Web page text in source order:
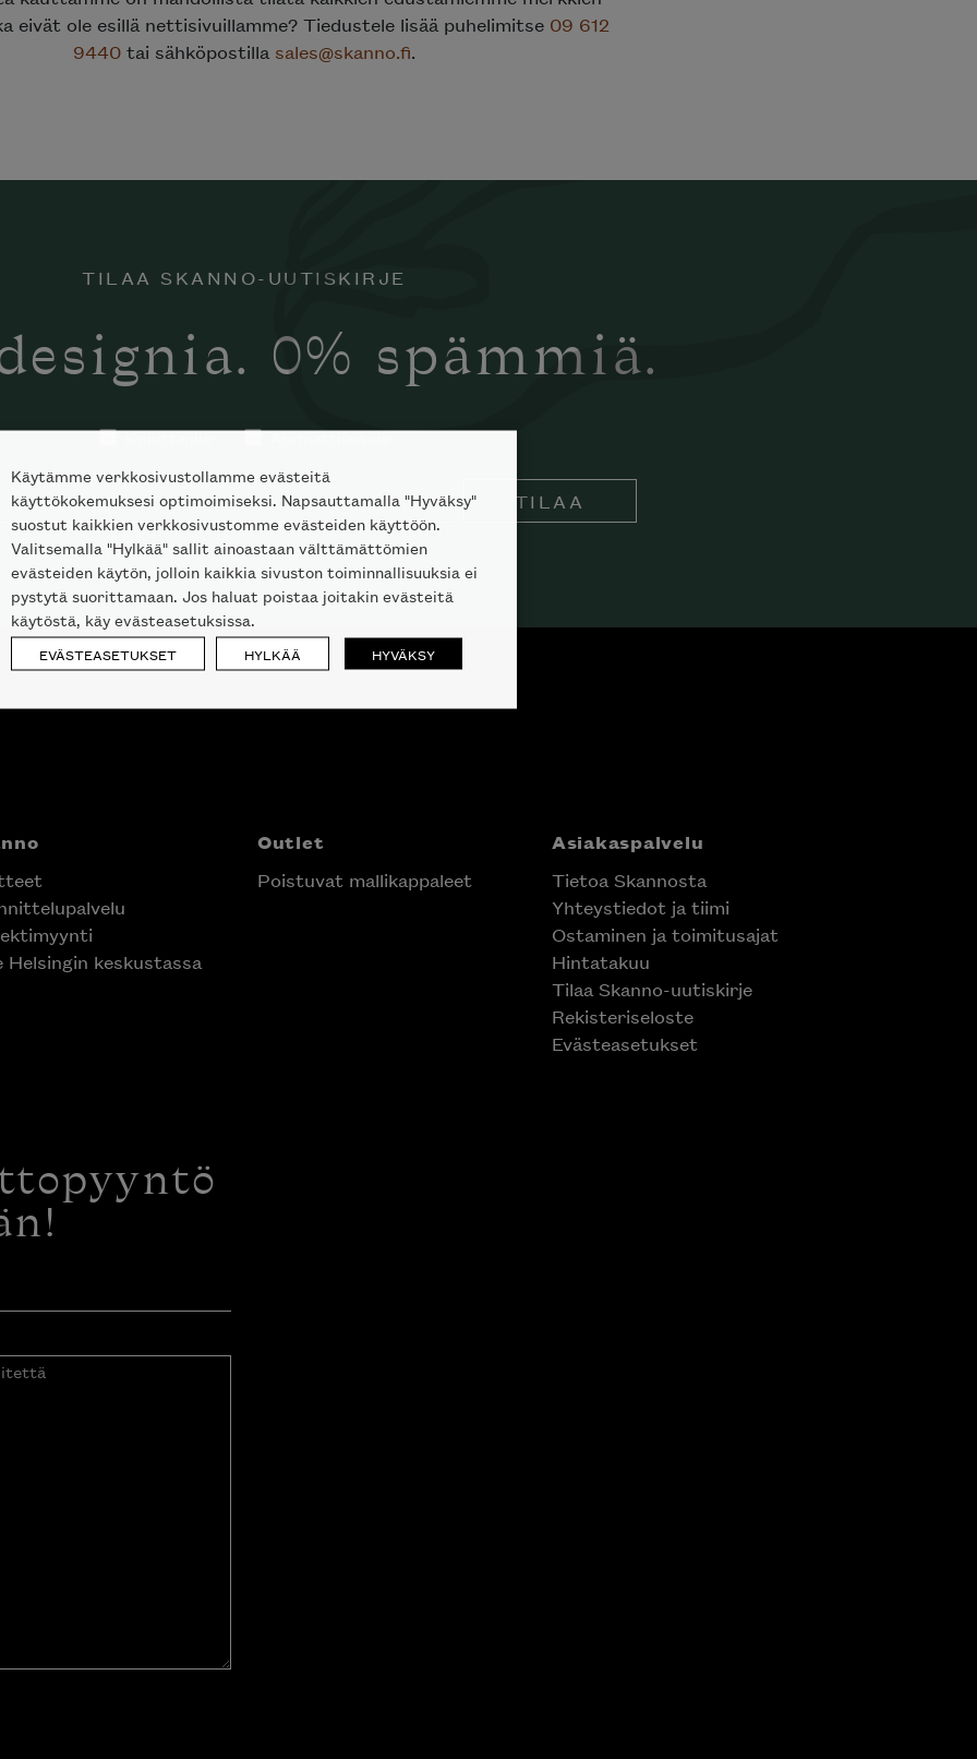
eivät ole esillä nettisivuillamme? Tiedustele lisää puhelimitse 09 612
9440tai sähköpostilla sales@skanno.fi.
TILAA SKANNO-UUTISKIRJE
0% spämmiä.
Kuluttajille Ammattilaisille
TILAA
Helsingin keskustassa
Outlet
Poistuvat mallikappaleet
Asiakaspalvelu
Tietoa Skannosta
Yhteystiedot ja tiimi
Ostaminen ja toimitusajat
Hintatakuu
Tilaa Skanno-uutiskirje
Rekisteriseloste
Evästeasetukset
Käytämme verkkosivustollamme evästeitä
käyttökokemuksesi optimoimiseksi. Napsauttamalla "Hyväksy"
suostut kaikkien verkkosivustomme evästeiden käyttöön.
Valitsemalla "Hylkää" sallit ainoastaan välttämättömien
evästeiden käytön, jolloin kaikkia sivuston toiminnallisuuksia ei
pystytä suorittamaan. Jos haluat poistaa joitakin evästeitä
käytöstä, käy evästeasetuksissa.
EVÄSTEASETUKSET HYLKÄÄ HYVÄKSY